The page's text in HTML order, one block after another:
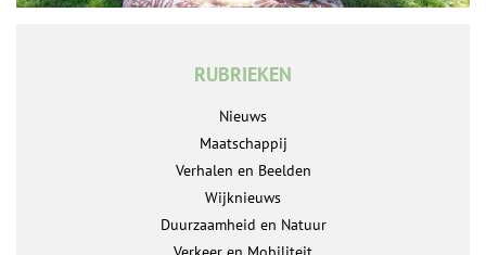
RUBRIEKEN
Nieuws
Maatschappij
Verhalen en Beelden
Wijknieuws
Duurzaamheid en Natuur